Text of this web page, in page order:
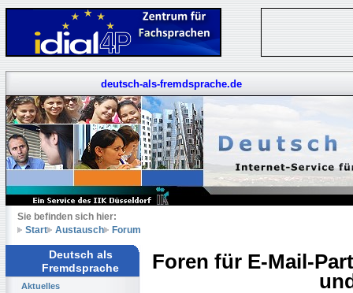
deutsch-als-fremdsprache.de
Sie befinden sich hier:
Start
Austausch Forum
Deutsch als
Fremdsprache
Aktuelles
Foren für E-Mail-